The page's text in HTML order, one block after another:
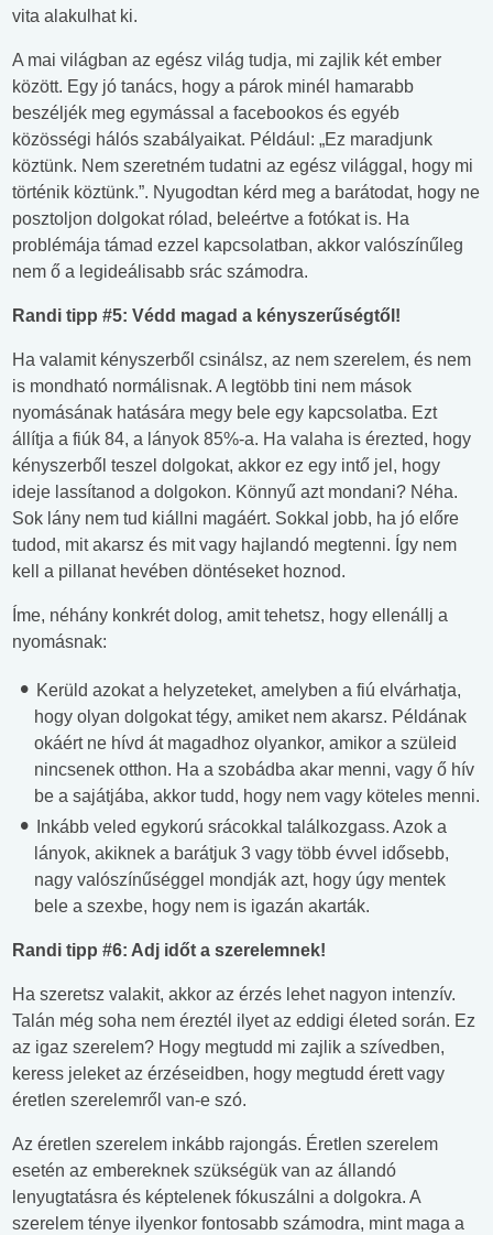
vita alakulhat ki.
A mai világban az egész világ tudja, mi zajlik két ember
között. Egy jó tanács, hogy a párok minél hamarabb
beszéljék meg egymással a facebookos és egyéb
közösségi hálós szabályaikat. Például: „Ez maradjunk
köztünk. Nem szeretném tudatni az egész világgal, hogy mi
történik köztünk.”. Nyugodtan kérd meg a barátodat, hogy ne
posztoljon dolgokat rólad, beleértve a fotókat is. Ha
problémája támad ezzel kapcsolatban, akkor valószínűleg
nem ő a legideálisabb srác számodra.
Randi tipp #5: Védd magad a kényszerűségtől!
Ha valamit kényszerből csinálsz, az nem szerelem, és nem
is mondható normálisnak. A legtöbb tini nem mások
nyomásának hatására megy bele egy kapcsolatba. Ezt
állítja a fiúk 84, a lányok 85%-a. Ha valaha is érezted, hogy
kényszerből teszel dolgokat, akkor ez egy intő jel, hogy
ideje lassítanod a dolgokon. Könnyű azt mondani? Néha.
Sok lány nem tud kiállni magáért. Sokkal jobb, ha jó előre
tudod, mit akarsz és mit vagy hajlandó megtenni. Így nem
kell a pillanat hevében döntéseket hoznod.
Íme, néhány konkrét dolog, amit tehetsz, hogy ellenállj a
nyomásnak:
Kerüld azokat a helyzeteket, amelyben a fiú elvárhatja,
hogy olyan dolgokat tégy, amiket nem akarsz. Példának
okáért ne hívd át magadhoz olyankor, amikor a szüleid
nincsenek otthon. Ha a szobádba akar menni, vagy ő hív
be a sajátjába, akkor tudd, hogy nem vagy köteles menni.
Inkább veled egykorú srácokkal találkozgass. Azok a
lányok, akiknek a barátjuk 3 vagy több évvel idősebb,
nagy valószínűséggel mondják azt, hogy úgy mentek
bele a szexbe, hogy nem is igazán akarták.
Randi tipp #6: Adj időt a szerelemnek!
Ha szeretsz valakit, akkor az érzés lehet nagyon intenzív.
Talán még soha nem éreztél ilyet az eddigi életed során. Ez
az igaz szerelem? Hogy megtudd mi zajlik a szívedben,
keress jeleket az érzéseidben, hogy megtudd érett vagy
éretlen szerelemről van-e szó.
Az éretlen szerelem inkább rajongás. Éretlen szerelem
esetén az embereknek szükségük van az állandó
lenyugtatásra és képtelenek fókuszálni a dolgokra. A
szerelem ténye ilyenkor fontosabb számodra, mint maga a